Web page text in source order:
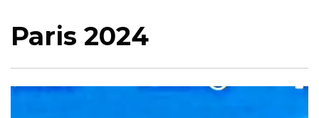
Paris 2024
Video